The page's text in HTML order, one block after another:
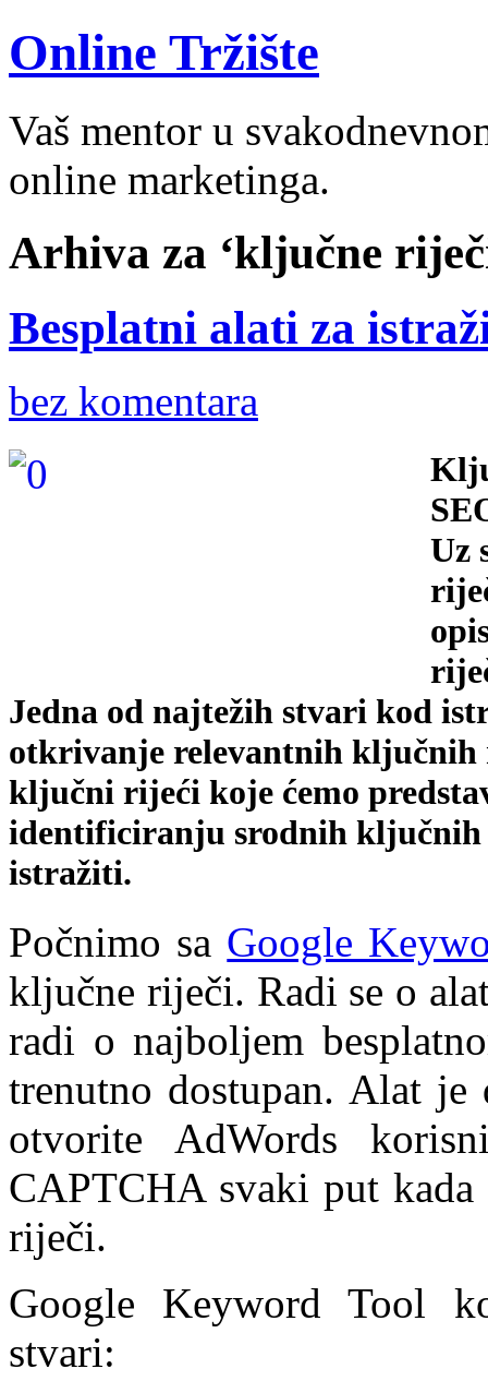
Online Tržište
Vaš mentor u
online marketinga.
Arhiva za ‘ključne
Besplatni alati za
bez komentara
Uz
Jedna od najtežih stvari kod
otkrivanje relevantnih ključnih
ključni rijeći koje ćemo
identificiranju srodnih ključnih
istražiti.
Počnimo sa Google
ključne riječi. Radi se o
radi o najboljem
trenutno dostupan. Alat je
otvorite AdWords
CAPTCHA svaki put
riječi.
Google Keyword Tool
stvari: